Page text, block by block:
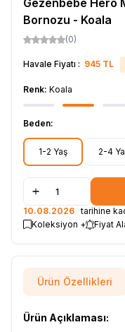
Gezenbebe Hero
Bornozu - Koala
(0)
Havale Fiyatı : 945 TL
Renk: Koala
Beden:
1-2 Yaş 2-4
10.08.2026 tarihine
Koleksiyon +
Fiyat
Ürün Özellikleri
Ürün Açıklaması: